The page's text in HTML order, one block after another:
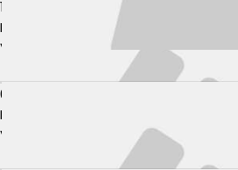
16. 05. 2009
Daniel Gallagher
PROFESIONÁLNÍ ZÁPAS MMA
Výsledek:
TKO (Punches), 1. kolo 0:00
03. 05. 2009
PROFESIONÁLNÍ ZÁPAS MMA
Výsledek:
TKO (Punches), 1. kolo 0:00